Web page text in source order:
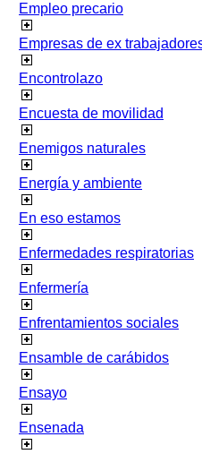
Empleo precario
Empresas de ex
Encontrolazo
Encuesta de movilidad
Enemigos naturales
Energía y ambiente
En eso estamos
Enfermedades respiratorias
Enfermería
Enfrentamientos sociales
Ensamble de carábidos
Ensayo
Ensenada